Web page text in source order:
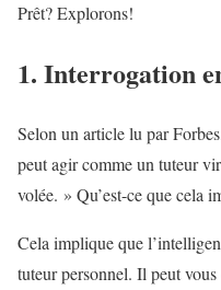
Prêt? Explorons!
1. Interrogation
Selon un article lu par
peut agir comme un tuteur
volée. » Qu’est-ce que cela
Cela implique que
tuteur personnel. Il peut